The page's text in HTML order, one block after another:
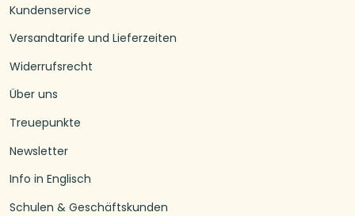
Kundenservice
Versandtarife und Lieferzeiten
Widerrufsrecht
Über uns
Treuepunkte
Newsletter
Info in Englisch
Schulen & Geschäftskunden